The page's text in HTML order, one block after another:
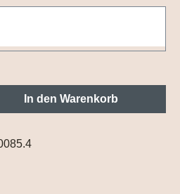
den gewünschten
In den Warenkorb